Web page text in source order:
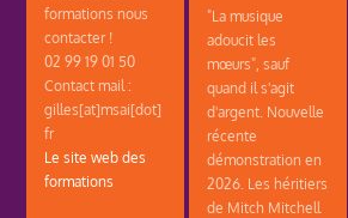
formations nous
contacter !
02 99 19 01 50
Contact mail :
gilles[at]msai[dot]
fr
Le site web des
formations
"La musique
adoucit les
mœurs", sauf
quand il s'agit
d'argent. Nouvelle
récente
démonstration en
2026. Les héritiers
de Mitch Mitchell